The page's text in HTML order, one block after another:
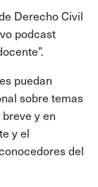
Derecho Civil
podcast
puedan
sobre temas
y en
y el
del